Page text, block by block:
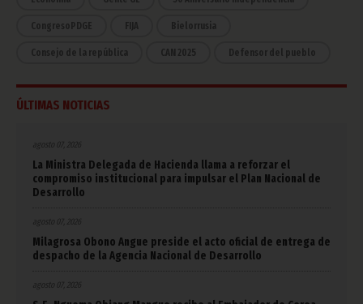
CongresoPDGE FIJA Bielorrusia
Consejo de la república CAN 2025 Defensor del pueblo
ÚLTIMAS NOTICIAS
agosto 07, 2026
La Ministra Delegada de Hacienda llama a reforzar el
compromiso institucional para impulsar el Plan Nacional de
Desarrollo
agosto 07, 2026
Milagrosa Obono Angue preside el acto oficial de entrega de
despacho de la Agencia Nacional de Desarrollo
agosto 07, 2026